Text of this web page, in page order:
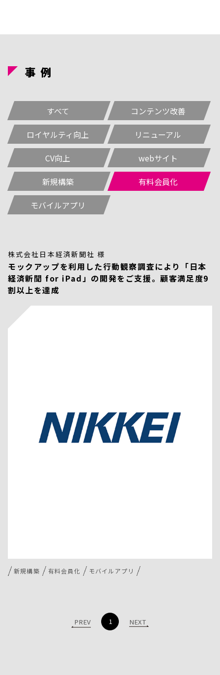
事 例
すべて
コンテンツ改善
ロイヤルティ向上
リニューアル
CV向上
webサイト
新規構築
有料会員化
モバイルアプリ
株式会社日本経済新聞社 様
モックアップを利用した行動観察調査により「日本
経済新聞 for iPad」の開発をご支援。顧客満足度9
割以上を達成
新規構築 有料会員化 モバイルアプリ
PREV 1 NEXT